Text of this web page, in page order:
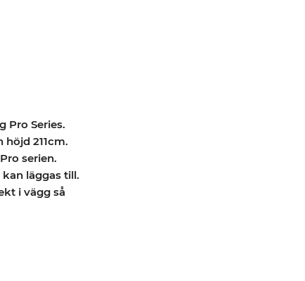
Pro Series.
höjd 211cm.
serien.
läggas till.
i vägg så